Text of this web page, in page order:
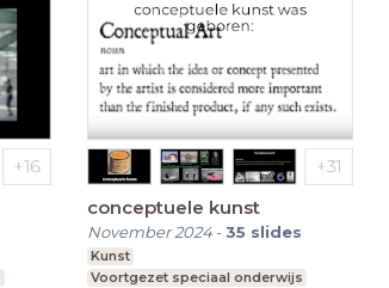
conceptuele kunst
November 2024-35 slides
Kunst
Voortgezet speciaal onderwijs